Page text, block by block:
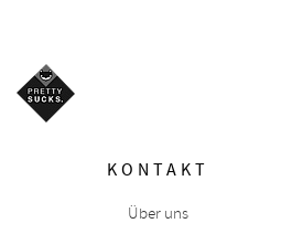
KONTAKT
Über uns